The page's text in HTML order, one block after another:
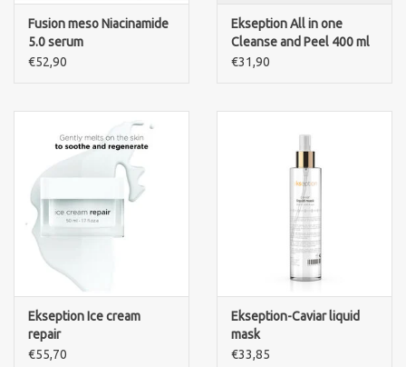
Fusion meso Niacinamide
5.0 serum
€52,90
Ekseption All in one
Cleanse and Peel 400 ml
€31,90
Ekseption Ice cream
repair
€55,70
Ekseption-Caviar liquid
mask
€33,85